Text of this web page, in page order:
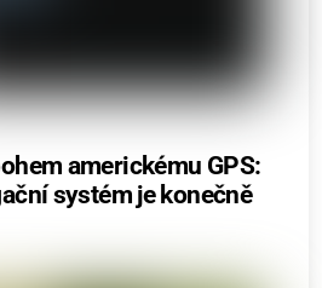
americkému GPS:
systém je konečně